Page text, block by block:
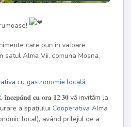
care pun în valoare
satul Alma Vii, comuna Moșna,
cu gastronomie locală
𝐢̂𝐧𝐜𝐞𝐩𝐚̂𝐧𝐝 𝐜𝐮 𝐨𝐫𝐚 𝟏𝟐:𝟑𝟎 vă invităm la
a spațiului Cooperativa Alma
local), având prilejul de a